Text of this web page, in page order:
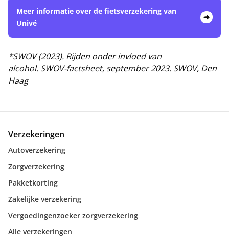
Meer informatie over de fietsverzekering van
Univé
*SWOV (2023). Rijden onder invloed van
alcohol. SWOV-factsheet, september 2023. SWOV, Den
Haag
Verzekeringen
Autoverzekering
Zorgverzekering
Pakketkorting
Zakelijke verzekering
Vergoedingenzoeker zorgverzekering
Alle verzekeringen